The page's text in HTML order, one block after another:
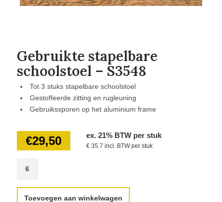
Gebruikte stapelbare
schoolstoel – S3548
Tot 3 stuks stapelbare schoolstoel
Gestoffeerde zitting en rugleuning
Gebruikssporen op het aluminium frame
€29,50 ex. 21% BTW per stuk
€ 35.7 incl. BTW per stuk
Toevoegen aan winkelwagen